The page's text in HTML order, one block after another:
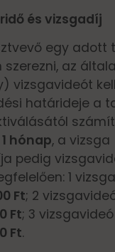
és vizsgadíj
egy adott
az
vizsgavideót
határideje a
hónap, a vizsga
pedig
1
Ft; 2
Ft; 3
Ft.